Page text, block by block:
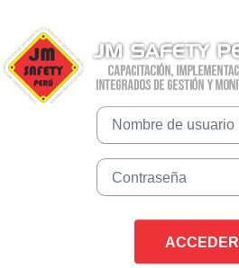
Entrar a JM Safety Perú
Nombre de usuario
Contraseña
ACCEDER